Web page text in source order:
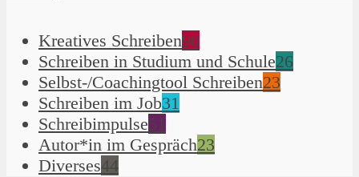
Kreatives Schreiben90
Schreiben in Studium und Schule26
Selbst-/Coachingtool Schreiben23
Schreiben im Job31
Schreibimpulse51
Autor*in im Gespräch23
Diverses44